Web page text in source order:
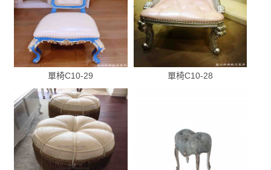
單椅C10-29 單椅C10-28